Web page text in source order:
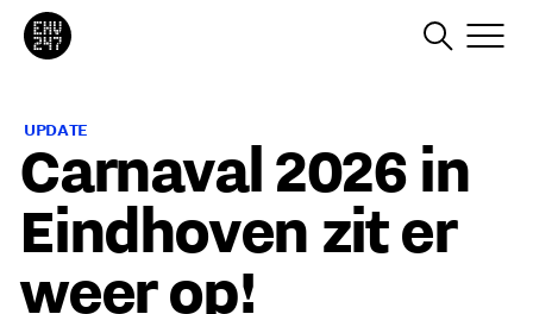
UPDATE
Carnaval 2026 in
Eindhoven zit er
weer op!